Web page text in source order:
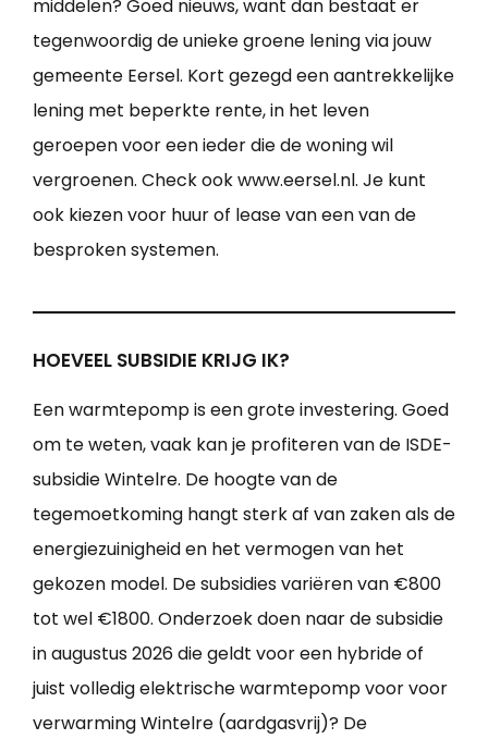
middelen? Goed nieuws, want dan bestaat er
tegenwoordig de unieke groene lening via jouw
gemeente Eersel. Kort gezegd een aantrekkelijke
lening met beperkte rente, in het leven
geroepen voor een ieder die de woning wil
vergroenen. Check ook www.eersel.nl. Je kunt
ook kiezen voor huur of lease van een van de
besproken systemen.
HOEVEEL SUBSIDIE KRIJG IK?
Een warmtepomp is een grote investering. Goed
om te weten, vaak kan je profiteren van de ISDE-
subsidie Wintelre. De hoogte van de
tegemoetkoming hangt sterk af van zaken als de
energiezuinigheid en het vermogen van het
gekozen model. De subsidies variëren van €800
tot wel €1800. Onderzoek doen naar de subsidie
in augustus 2026 die geldt voor een hybride of
juist volledig elektrische warmtepomp voor voor
verwarming Wintelre (aardgasvrij)? De